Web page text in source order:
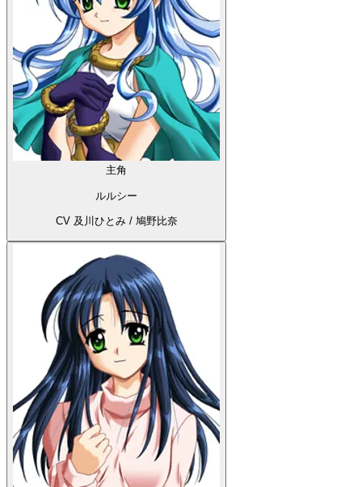
主角
ルルシー
CV 及川ひとみ / 鳩野比奈